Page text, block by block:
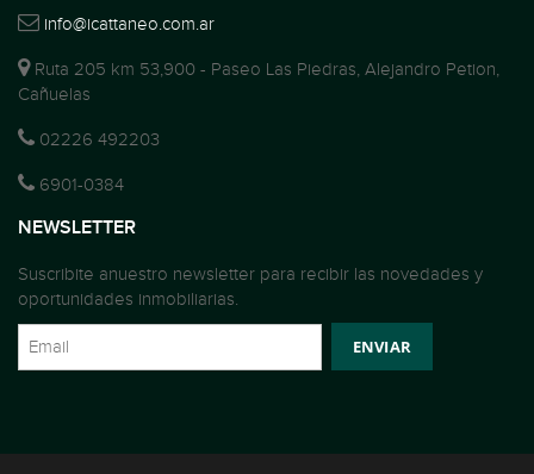
info@icattaneo.com.ar
Ruta 205 km 53,900 - Paseo Las Piedras, Alejandro Petion,
Cañuelas
02226 492203
6901-0384
NEWSLETTER
Suscribite anuestro newsletter para recibir las novedades y
oportunidades inmobiliarias.